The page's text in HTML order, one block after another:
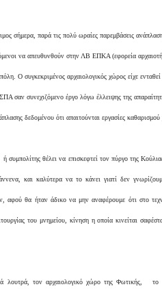
σήμερα, παρά τις πολύ ωραίες παρεμβάσεις
να απευθυνθούν στην ΛΒ ΕΠΚΑ (εφορεία
Ο συγκεκριμένος αρχαιολογικός χώρος είχε
σαν συνεχιζόμενο έργο λόγω έλλειψης της
δεδομένου ότι απαιτούνται εργασίες
συμπολίτης θέλει να επισκεφτεί τον πύργο της
και καλύτερα να το κάνει γιατί δεν
αφού θα ήταν άδικο να μην αναφέρουμε ότι στο
του μνημείου, κίνηση η οποία κινείται
λουτρά, τον αρχαιολογικό χώρο της Φωτικής,